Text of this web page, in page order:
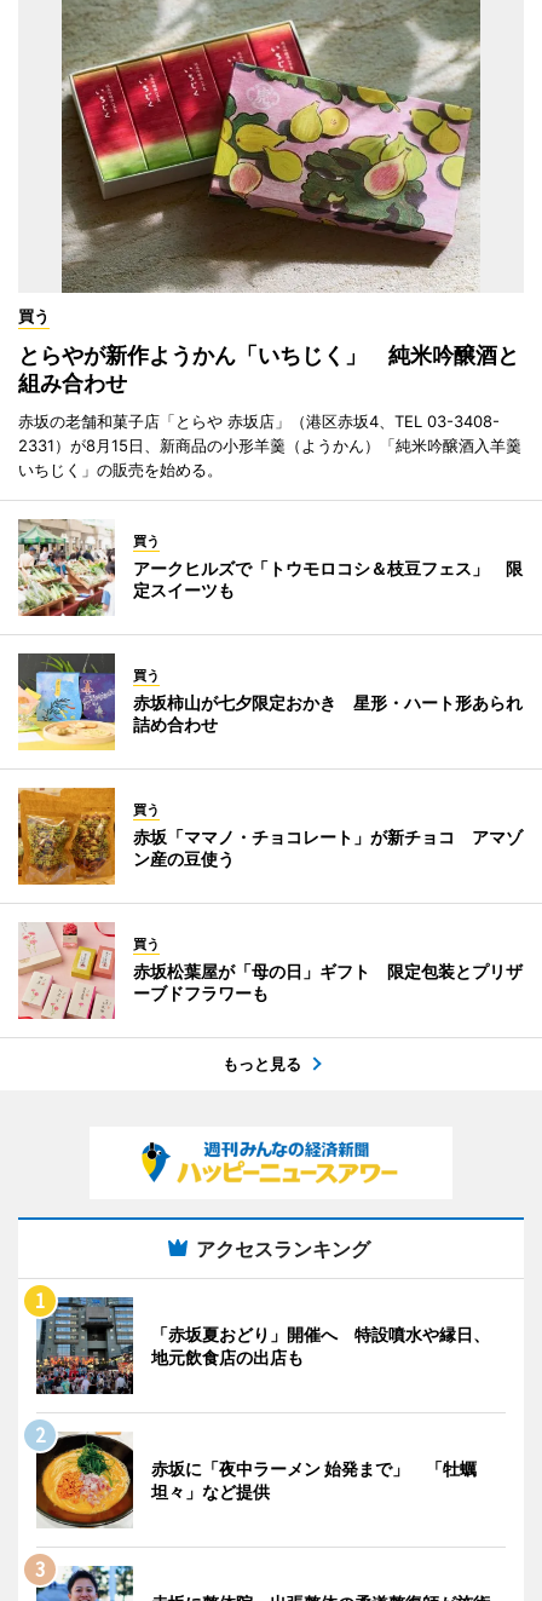
買う
とらやが新作ようかん「いちじく」 純米吟醸酒と
組み合わせ
赤坂の老舗和菓子店「とらや 赤坂店」（港区赤坂4、TEL 03-3408-
2331）が8月15日、新商品の小形羊羹（ようかん）「純米吟醸酒入羊羹
いちじく」の販売を始める。
買う
アークヒルズで「トウモロコシ＆枝豆フェス」 限
定スイーツも
買う
赤坂柿山が七夕限定おかき 星形・ハート形あられ
詰め合わせ
買う
赤坂「ママノ・チョコレート」が新チョコ アマゾ
ン産の豆使う
買う
赤坂松葉屋が「母の日」ギフト 限定包装とプリザ
ーブドフラワーも
もっと見る
アクセスランキング
「赤坂夏おどり」開催へ 特設噴水や縁日、
地元飲食店の出店も
赤坂に「夜中ラーメン 始発まで」 「牡蠣
坦々」など提供